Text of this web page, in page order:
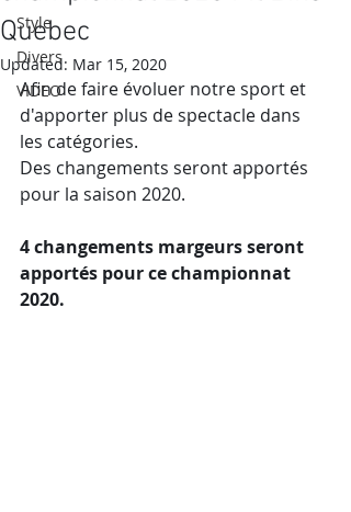
Style
Divers
VIDEO
Quebec
Updated: Mar 15, 2020
Afin de faire évoluer notre sport et
d'apporter plus de spectacle dans
les catégories.
Des changements seront apportés
pour la saison 2020.
4 changements margeurs seront
apportés pour ce championnat
2020.